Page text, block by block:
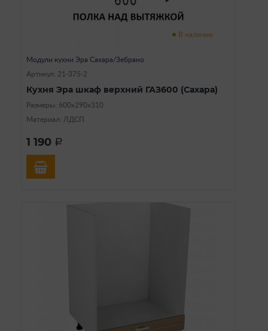
В наличии
Модули кухни Эра Сахара/Зебрано
Артикул: 21-375-2
Кухня Эра шкаф верхний ГАЗ600 (Сахара)
Размеры: 600х290х310
Материал: ЛДСП
1 190 a